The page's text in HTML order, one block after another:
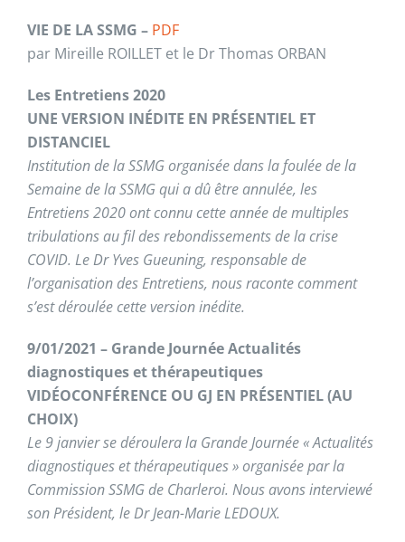
VIE DE LA SSMG – PDF
par Mireille ROILLET et le Dr Thomas ORBAN
Les Entretiens 2020
UNE VERSION INÉDITE EN PRÉSENTIEL ET
DISTANCIEL
Institution de la SSMG organisée dans la foulée de la
Semaine de la SSMG qui a dû être annulée, les
Entretiens 2020 ont connu cette année de multiples
tribulations au fil des rebondissements de la crise
COVID. Le Dr Yves Gueuning, responsable de
l’organisation des Entretiens, nous raconte comment
s’est déroulée cette version inédite.
9/01/2021 – Grande Journée Actualités
diagnostiques et thérapeutiques
VIDÉOCONFÉRENCE OU GJ EN PRÉSENTIEL (AU
CHOIX)
Le 9 janvier se déroulera la Grande Journée « Actualités
diagnostiques et thérapeutiques » organisée par la
Commission SSMG de Charleroi. Nous avons interviewé
son Président, le Dr Jean-Marie LEDOUX.